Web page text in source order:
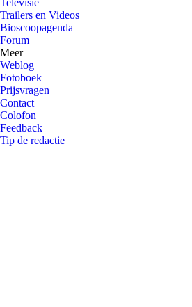
Televisie
Trailers en Videos
Bioscoopagenda
Forum
Meer
Weblog
Fotoboek
Prijsvragen
Contact
Colofon
Feedback
Tip de redactie